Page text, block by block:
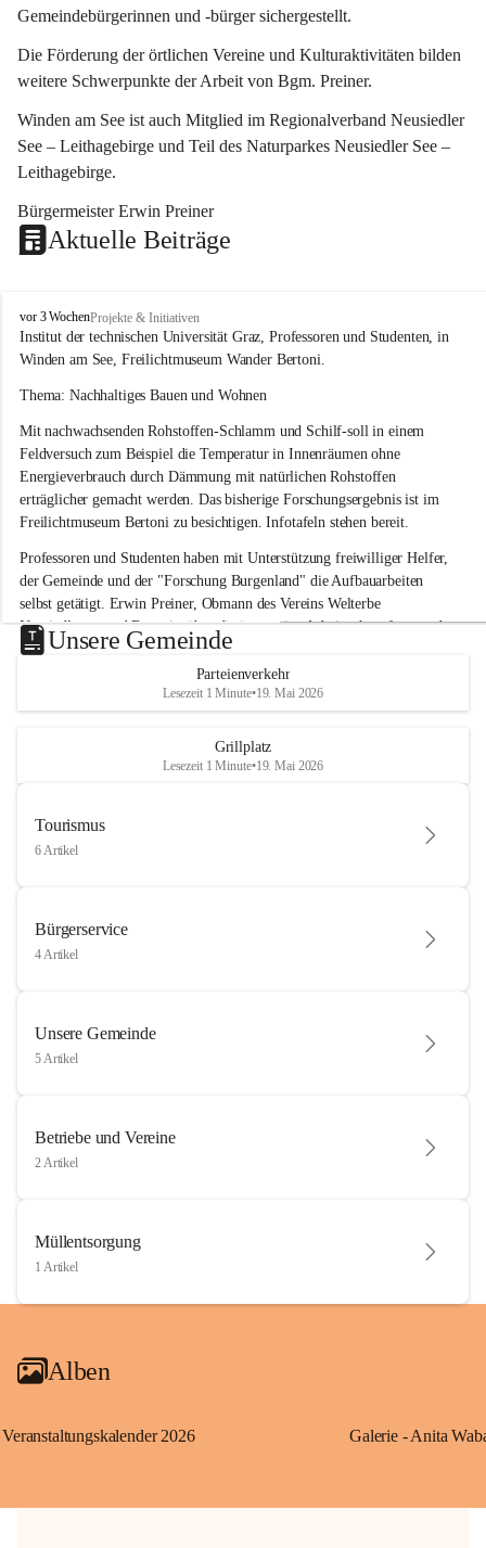
Gemeindebürgerinnen und -bürger sichergestellt.
Die Förderung der örtlichen Vereine und Kulturaktivitäten bilden
weitere Schwerpunkte der Arbeit von Bgm. Preiner.
Winden am See ist auch Mitglied im Regionalverband Neusiedler
See – Leithagebirge und Teil des Naturparkes Neusiedler See –
Leithagebirge.
Bürgermeister Erwin Preiner
Aktuelle Beiträge
W
i
n
e
a
m
S
e
e
vor 3 WochenProjekte & Initiativen
Institut der technischen Universität Graz, Professoren und Studenten, in
Winden am See, Freilichtmuseum Wander Bertoni.
Thema: Nachhaltiges Bauen und Wohnen
Mit nachwachsenden Rohstoffen-Schlamm und Schilf-soll in einem
Feldversuch zum Beispiel die Temperatur in Innenräumen ohne
Energieverbrauch durch Dämmung mit natürlichen Rohstoffen
erträglicher gemacht werden. Das bisherige Forschungsergebnis ist im
Freilichtmuseum Bertoni zu besichtigen. Infotafeln stehen bereit.
Professoren und Studenten haben mit Unterstützung freiwilliger Helfer,
der Gemeinde und der "Forschung Burgenland" die Aufbauarbeiten
selbst getätigt. Erwin Preiner, Obmann des Vereins Welterbe
Neusiedlersee und Bgm. ist über die innovative Arbeit sehr erfreut und
hofft auf baldige praktische Anwendung der Forschungsergebnisse.
Gerade in Zeiten des Klimawandels ist jede technologische Innovation
wichtig!
Unsere Gemeinde
Parteienverkehr
Lesezeit 1 Minute•19. Mai 2026
Grillplatz
Lesezeit 1 Minute•19. Mai 2026
Tourismus
6 Artikel
Bürgerservice
4 Artikel
Unsere Gemeinde
5 Artikel
Betriebe und Vereine
2 Artikel
Müllentsorgung
1 Artikel
Alben
Veranstaltungskalender 2026 Galerie - Anita